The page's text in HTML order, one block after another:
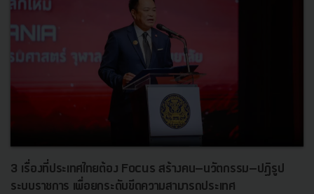
3 เรื่องที่ประเทศไทยต้อง Focus สร้างคน–นวัตกรรม–ปฏิรูป
ระบบราชการ เพื่อยกระดับขีดความสามารถประเทศ